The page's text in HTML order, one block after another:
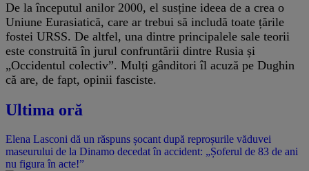
De la începutul anilor 2000, el susține ideea de a crea o
Uniune Eurasiatică, care ar trebui să includă toate țările
fostei URSS. De altfel, una dintre principalele sale teorii
este construită în jurul confruntării dintre Rusia și
„Occidentul colectiv”. Mulți gânditori îl acuză pe Dughin
că are, de fapt, opinii fasciste.
Ultima oră
Elena Lasconi dă un răspuns șocant după reproșurile văduvei
maseurului de la Dinamo decedat în accident: „Șoferul de 83 de ani
nu figura în acte!”